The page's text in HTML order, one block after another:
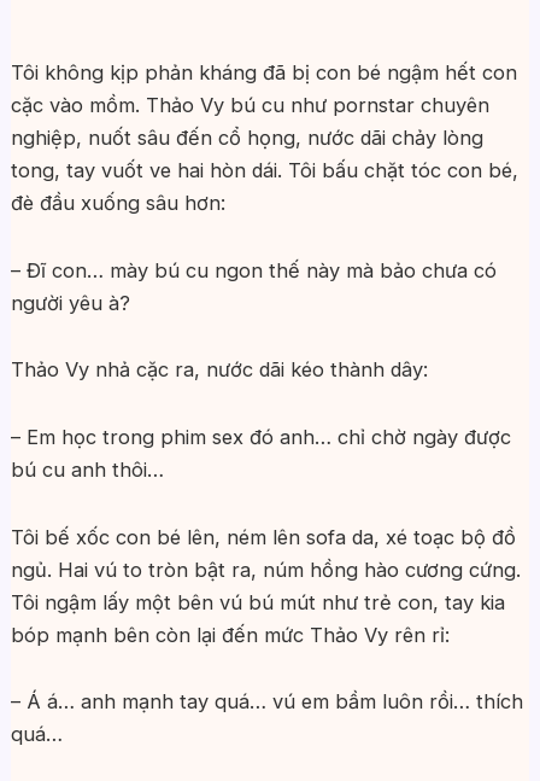
Tôi không kịp phản kháng đã bị con bé ngậm hết con
cặc vào mồm. Thảo Vy bú cu như pornstar chuyên
nghiệp, nuốt sâu đến cổ họng, nước dãi chảy lòng
tong, tay vuốt ve hai hòn dái. Tôi bấu chặt tóc con bé,
đè đầu xuống sâu hơn:
– Đĩ con… mày bú cu ngon thế này mà bảo chưa có
người yêu à?
Thảo Vy nhả cặc ra, nước dãi kéo thành dây:
– Em học trong phim sex đó anh… chỉ chờ ngày được
bú cu anh thôi…
Tôi bế xốc con bé lên, ném lên sofa da, xé toạc bộ đồ
ngủ. Hai vú to tròn bật ra, núm hồng hào cương cứng.
Tôi ngậm lấy một bên vú bú mút như trẻ con, tay kia
bóp mạnh bên còn lại đến mức Thảo Vy rên rỉ:
– Á á… anh mạnh tay quá… vú em bầm luôn rồi… thích
quá…